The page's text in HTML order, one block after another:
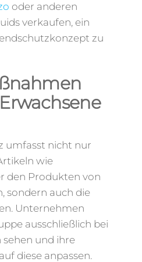
oder anderen
verkaufen, ein
zu
umfasst nicht nur
wie
den Produkten von
sondern auch die
Unternehmen
ausschließlich bei
sehen und ihre
diese anpassen.